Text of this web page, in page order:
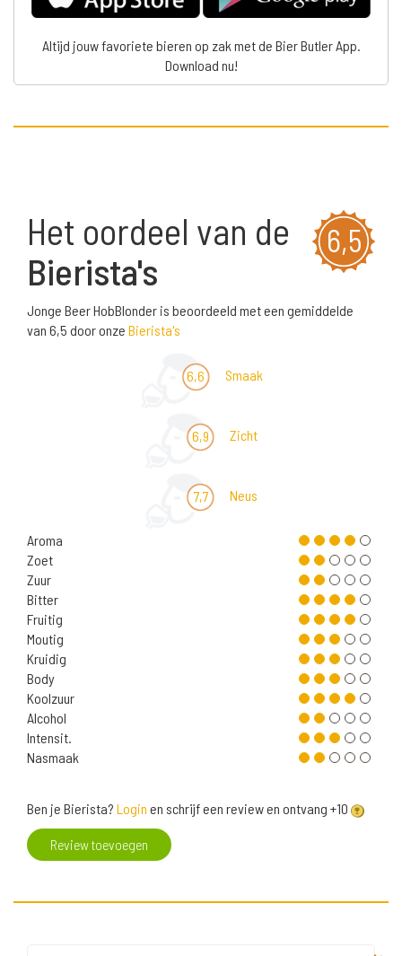
Altijd jouw favoriete bieren op zak met de Bier Butler App.
Download nu!
6,5
Het oordeel van de
Bierista's
Jonge Beer HobBlonder is beoordeeld met een gemiddelde
van 6,5 door onze Bierista's
6,6 Smaak
6,9 Zicht
7,7 Neus
Aroma
Zoet
Zuur
Bitter
Fruitig
Moutig
Kruidig
Body
Koolzuur
Alcohol
Intensit.
Nasmaak
Ben je Bierista? Login en schrijf een review en ontvang +10
Review toevoegen